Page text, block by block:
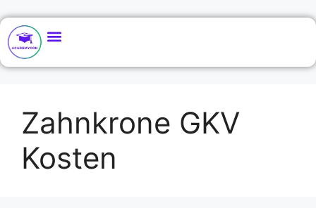
Zahnkrone GKV
Kosten